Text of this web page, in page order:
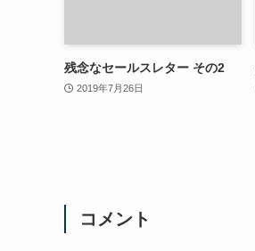
残念なセールスレター その2
2019年7月26日
コメント